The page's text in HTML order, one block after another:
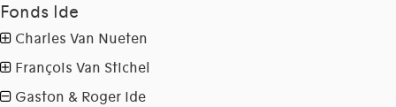
Fonds Ide
Charles Van Nueten
François Van Stichel
Gaston & Roger Ide